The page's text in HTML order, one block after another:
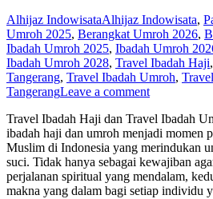
Alhijaz IndowisataAlhijaz Indowisata,
Umroh 2025, Berangkat Umroh 2026,
Ibadah Umroh 2025, Ibadah Umroh
Ibadah Umroh 2028, Travel Ibadah Haji,
Tangerang, Travel Ibadah Umroh,
TangerangLeave a comment
Travel Ibadah Haji dan Travel Ibadah
ibadah haji dan umroh menjadi momen
Muslim di Indonesia yang merindukan
suci. Tidak hanya sebagai kewajiban
perjalanan spiritual yang mendalam,
makna yang dalam bagi setiap individu